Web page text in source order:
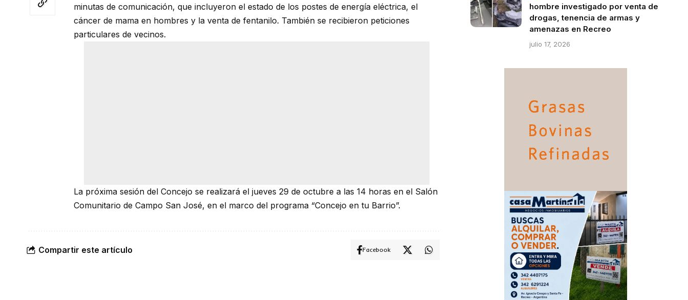
minutas de comunicación, que incluyeron el estado de los postes de energía eléctrica, el
cáncer de mama en hombres y la venta de fentanilo. También se recibieron peticiones
particulares de vecinos.
La próxima sesión del Concejo se realizará el jueves 29 de octubre a las 14 horas en el Salón
Comunitario de Campo San José, en el marco del programa “Concejo en tu Barrio”.
Compartir este artículo Facebook
hombre investigado por venta de
drogas, tenencia de armas y
amenazas en Recreo
julio 17, 2026